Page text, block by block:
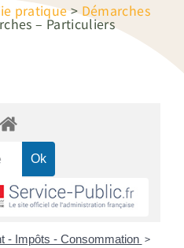
pratique>Démarches
– Particuliers
- Impôts - Consommation >